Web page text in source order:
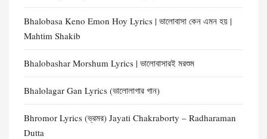
Bhalobasa Keno Emon Hoy Lyrics | ভালোবাসা কেন এমন হয় |
Mahtim Shakib
Bhalobashar Morshum Lyrics | ভালোবাসারই মরশুম
Bhalolagar Gan Lyrics (ভালোলাগার গান)
Bhromor Lyrics (ভ্রমর) Jayati Chakraborty – Radharaman
Dutta